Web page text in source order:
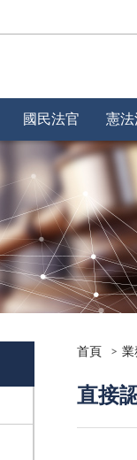
國民法官 憲法
首頁 業
直接